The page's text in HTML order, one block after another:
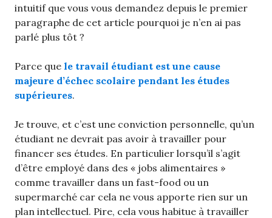
intuitif que vous vous demandez depuis le premier
paragraphe de cet article pourquoi je n’en ai pas
parlé plus tôt ?
Parce que le travail étudiant est une cause
majeure d’échec scolaire pendant les études
supérieures.
Je trouve, et c’est une conviction personnelle, qu’un
étudiant ne devrait pas avoir à travailler pour
financer ses études. En particulier lorsqu’il s’agit
d’être employé dans des « jobs alimentaires »
comme travailler dans un fast-food ou un
supermarché car cela ne vous apporte rien sur un
plan intellectuel. Pire, cela vous habitue à travailler